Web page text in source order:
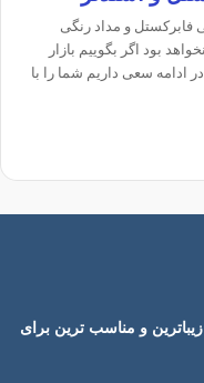
فابرکستل و مداد رنگی
بود اگر بگوییم بازار
سعی داریم شما را با
و مناسب ترین برای